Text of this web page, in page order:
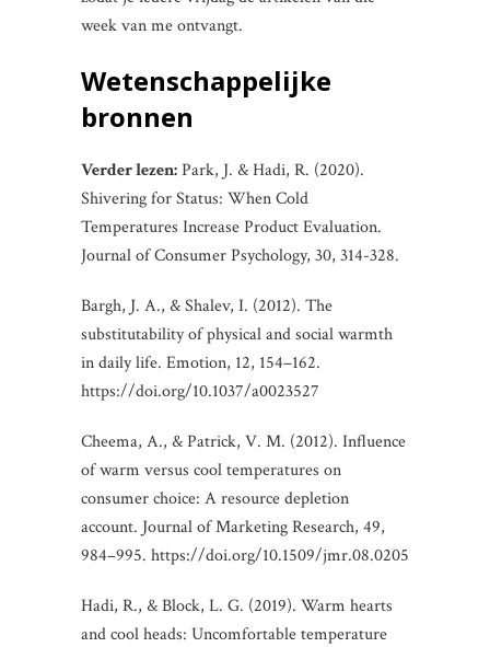
week van me ontvangt.
Wetenschappelijke
bronnen
Verder lezen:Park, J. & Hadi, R. (2020).
Shivering for Status: When Cold
Temperatures Increase Product Evaluation.
Journal of Consumer Psychology, 30, 314-328.
Bargh, J. A., & Shalev, I. (2012). The
substitutability of physical and social warmth
in daily life. Emotion, 12, 154–162.
https://doi.org/10.1037/a0023527
Cheema, A., & Patrick, V. M. (2012). Influence
of warm versus cool temperatures on
consumer choice: A resource depletion
account. Journal of Marketing Research, 49,
984–995. https://doi.org/10.1509/jmr.08.0205
Hadi, R., & Block, L. G. (2019). Warm hearts
and cool heads: Uncomfortable temperature